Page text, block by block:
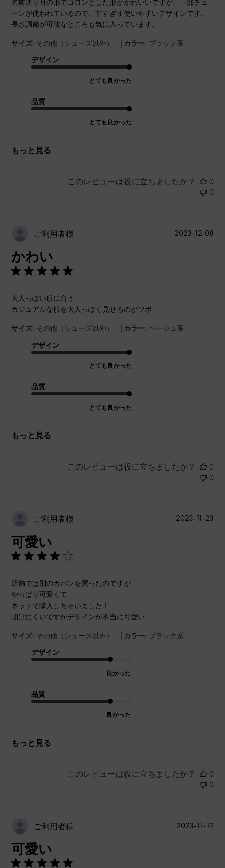
名前通り月の形でコロンとした形がかわいいですが、一部チェ
ーンが使われているので、甘すぎず使いやすいデザインです。
長さ調節が可能なところも気に入っています。
サイズ: その他（シューズ以外） | カラー: ブラック系
デザイン
とても良かった
品質
とても良かった
もっと見る
このレビューは役に立ちましたか？
0
0
ご利用者様
かわい
大人っぽい服に合う
カジュアルな服を大人っぽく見せるのがツボ
サイズ: その他（シューズ以外） | カラー: ベージュ系
デザイン
とても良かった
品質
とても良かった
もっと見る
公
2023-12-08
このレビューは役に立ちましたか？
0
0
ご利用者様
可愛い
店舗では別のカバンを買ったのですが
やっぱり可愛くて
ネットで購入しちゃいました！
開けにくいですがデザインが本当に可愛い
サイズ: その他（シューズ以外） | カラー: ブラック系
デザイン
良かった
品質
良かった
もっと見る
公
2023-11-23
このレビューは役に立ちましたか？
0
0
ご利用者様
可愛い
公
2023-11-19